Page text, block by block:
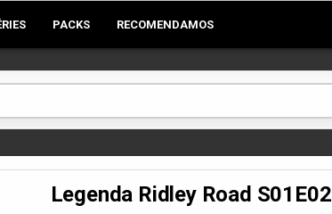
PACKS RECOMENDAMOS
Legenda Ridley Road S01E02